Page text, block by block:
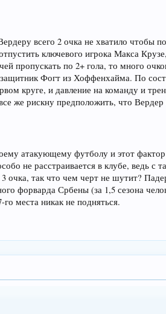
всего 2 очка не хватило чтобы
ключевого игрока Макса
пропускать по 2+ гола, то много
Фогт из Хоффенхайма. По
круге, и давление на команду и
же рискну предположить, что
атакующему футболу и этот
не расстраивается в клубе, ведь с
очка, так что чем черт не шутит?
форварда Србены (за 1,5 сезона
места никак не подняться.